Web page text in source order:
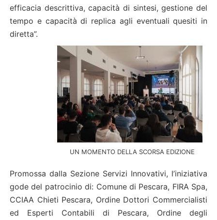
efficacia descrittiva, capacità di sintesi, gestione del
tempo e capacità di replica agli eventuali quesiti in
diretta”.
UN MOMENTO DELLA SCORSA EDIZIONE
Promossa dalla Sezione Servizi Innovativi, l’iniziativa
gode del patrocinio di: Comune di Pescara, FIRA Spa,
CCIAA Chieti Pescara, Ordine Dottori Commercialisti
ed Esperti Contabili di Pescara, Ordine degli